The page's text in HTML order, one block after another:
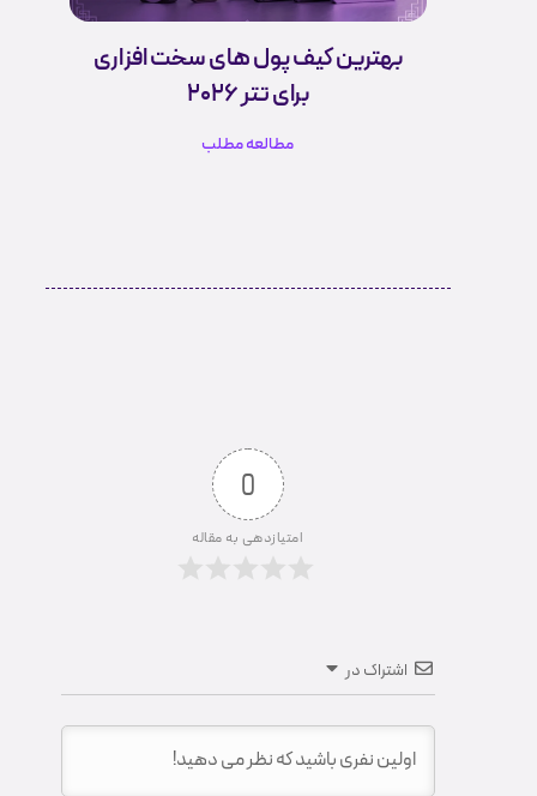
بهترین کیف پول های سخت افزاری
برای تتر ۲۰۲۶
مطالعه مطلب
0
امتیازدهی به مقاله
اشتراک در